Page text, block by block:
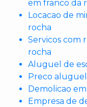
em franco da
Locacao de
rocha
Servicos com
rocha
Aluguel de
Preco
Demolicao
Empresa de